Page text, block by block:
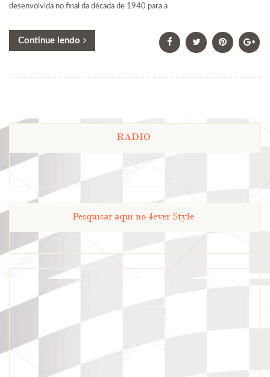
desenvolvida no final da década de 1940 para a
Continue lendo
RADIO
Pesquisar aqui no 4ever Style